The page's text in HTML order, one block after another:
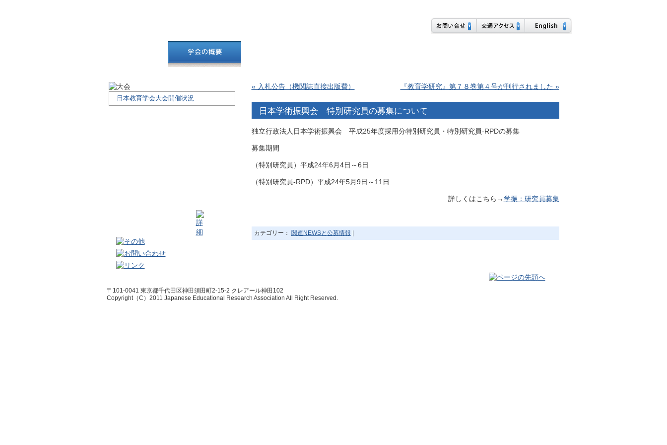
日本教育学会大会開催状況
« 入札公告（機関誌直接出版費） 『教育学研究』第７８巻第４号が刊行されました »
日本学術振興会 特別研究員の募集について
独立行政法人日本学術振興会 平成25年度採用分特別研究員・特別研究員-RPDの募集
募集期間
（特別研究員）平成24年6月4日～6日
（特別研究員-RPD）平成24年5月9日～11日
詳しくはこちら→学振：研究員募集
カテゴリー： 関連NEWSと公募情報
〒101-0041 東京都千代田区神田須田町2-15-2 クレアール神田102
Copyright（C）2011 Japanese Educational Research Association All Right Reserved.